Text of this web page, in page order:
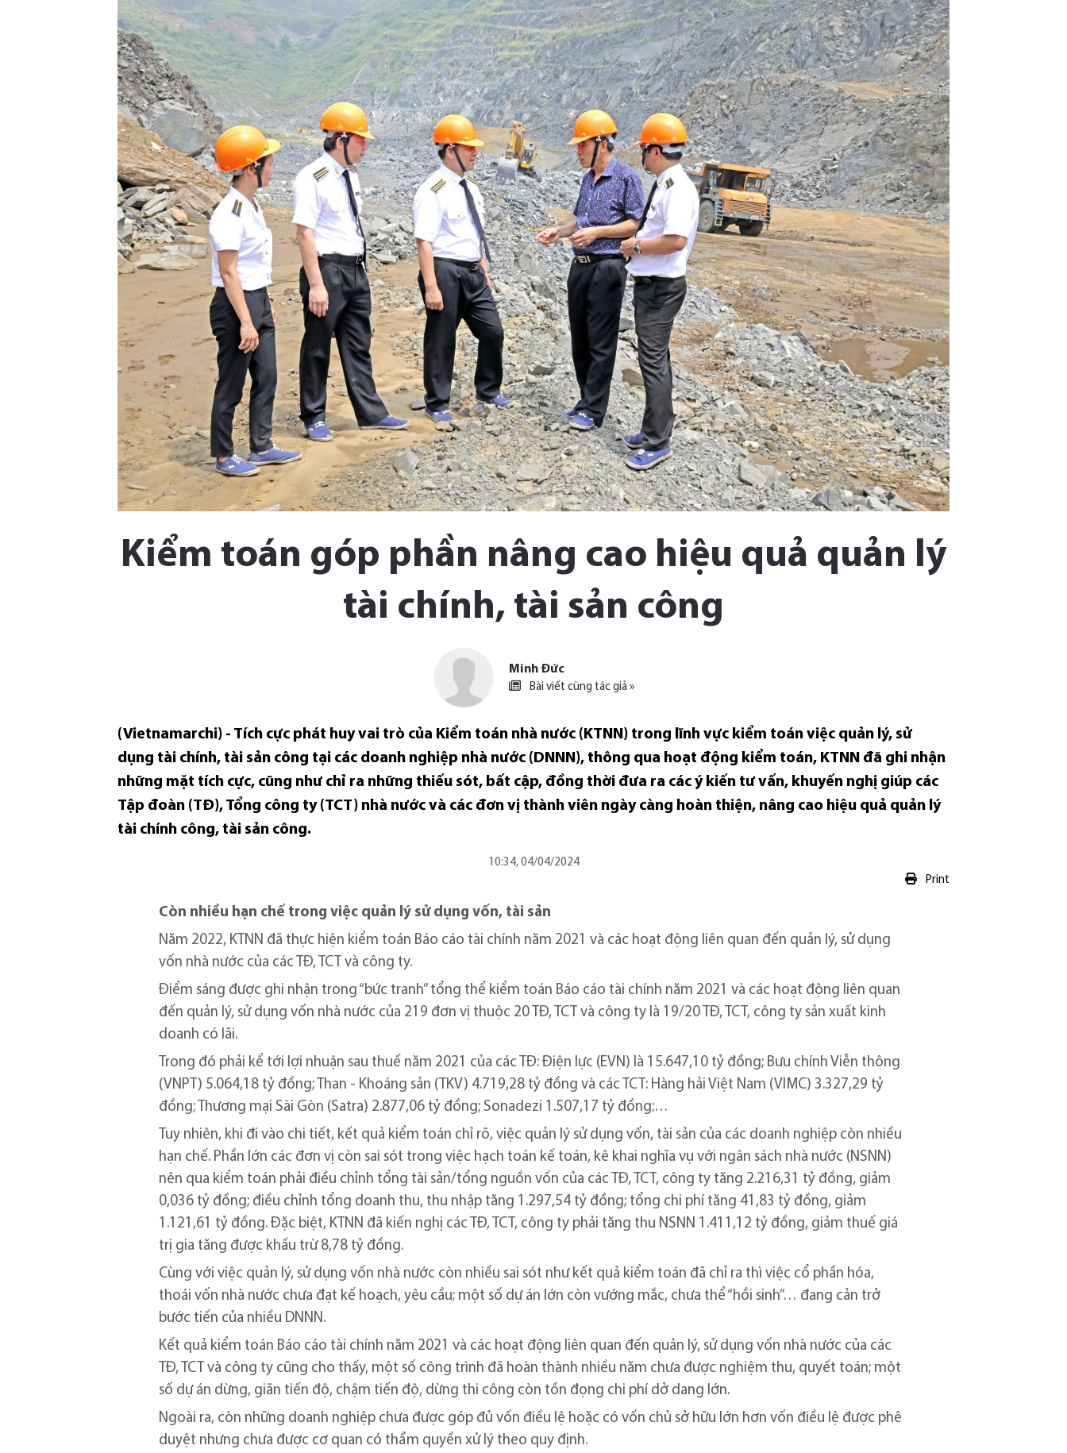
Kiểm toán góp phần nâng cao hiệu quả quản lý
tài chính, tài sản công
Minh Đức
Bài viết cùng tác giả »
(Vietnamarchi) - Tích cực phát huy vai trò của Kiểm toán nhà nước (KTNN) trong lĩnh vực kiểm toán việc quản lý, sử
dụng tài chính, tài sản công tại các doanh nghiệp nhà nước (DNNN), thông qua hoạt động kiểm toán, KTNN đã ghi nhận
những mặt tích cực, cũng như chỉ ra những thiếu sót, bất cập, đồng thời đưa ra các ý kiến tư vấn, khuyến nghị giúp các
Tập đoàn (TĐ), Tổng công ty (TCT) nhà nước và các đơn vị thành viên ngày càng hoàn thiện, nâng cao hiệu quả quản lý
tài chính công, tài sản công.
10:34, 04/04/2024
Print
Còn nhiều hạn chế trong việc quản lý sử dụng vốn, tài sản
Năm 2022, KTNN đã thực hiện kiểm toán Báo cáo tài chính năm 2021 và các hoạt động liên quan đến quản lý, sử dụng
vốn nhà nước của các TĐ, TCT và công ty.
Điểm sáng được ghi nhận trong “bức tranh” tổng thể kiểm toán Báo cáo tài chính năm 2021 và các hoạt động liên quan
đến quản lý, sử dụng vốn nhà nước của 219 đơn vị thuộc 20 TĐ, TCT và công ty là 19/20 TĐ, TCT, công ty sản xuất kinh
doanh có lãi.
Trong đó phải kể tới lợi nhuận sau thuế năm 2021 của các TĐ: Điện lực (EVN) là 15.647,10 tỷ đồng; Bưu chính Viễn thông
(VNPT) 5.064,18 tỷ đồng; Than - Khoáng sản (TKV) 4.719,28 tỷ đồng và các TCT: Hàng hải Việt Nam (VIMC) 3.327,29 tỷ
đồng; Thương mại Sài Gòn (Satra) 2.877,06 tỷ đồng; Sonadezi 1.507,17 tỷ đồng;…
Tuy nhiên, khi đi vào chi tiết, kết quả kiểm toán chỉ rõ, việc quản lý sử dụng vốn, tài sản của các doanh nghiệp còn nhiều
hạn chế. Phần lớn các đơn vị còn sai sót trong việc hạch toán kế toán, kê khai nghĩa vụ với ngân sách nhà nước (NSNN)
nên qua kiểm toán phải điều chỉnh tổng tài sản/tổng nguồn vốn của các TĐ, TCT, công ty tăng 2.216,31 tỷ đồng, giảm
0,036 tỷ đồng; điều chỉnh tổng doanh thu, thu nhập tăng 1.297,54 tỷ đồng; tổng chi phí tăng 41,83 tỷ đồng, giảm
1.121,61 tỷ đồng. Đặc biệt, KTNN đã kiến nghị các TĐ, TCT, công ty phải tăng thu NSNN 1.411,12 tỷ đồng, giảm thuế giá
trị gia tăng được khấu trừ 8,78 tỷ đồng.
Cùng với việc quản lý, sử dụng vốn nhà nước còn nhiều sai sót như kết quả kiểm toán đã chỉ ra thì việc cổ phần hóa,
thoái vốn nhà nước chưa đạt kế hoạch, yêu cầu; một số dự án lớn còn vướng mắc, chưa thể “hồi sinh”… đang cản trở
bước tiến của nhiều DNNN.
Kết quả kiểm toán Báo cáo tài chính năm 2021 và các hoạt động liên quan đến quản lý, sử dụng vốn nhà nước của các
TĐ, TCT và công ty cũng cho thấy, một số công trình đã hoàn thành nhiều năm chưa được nghiệm thu, quyết toán; một
số dự án dừng, giãn tiến độ, chậm tiến độ, dừng thi công còn tồn đọng chi phí dở dang lớn.
Ngoài ra, còn những doanh nghiệp chưa được góp đủ vốn điều lệ hoặc có vốn chủ sở hữu lớn hơn vốn điều lệ được phê
duyệt nhưng chưa được cơ quan có thẩm quyền xử lý theo quy định.